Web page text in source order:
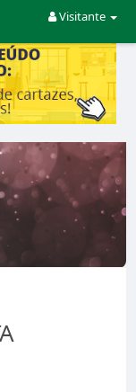
Visitante